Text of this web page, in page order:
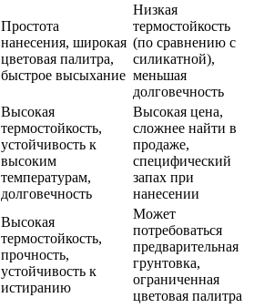
Простота
нанесения, широкая
цветовая палитра,
быстрое высыхание
Низкая
термостойкость
(по сравнению с
силикатной),
меньшая
долговечность
Высокая
термостойкость,
устойчивость к
высоким
температурам,
долговечность
Высокая цена,
сложнее найти в
продаже,
специфический
запах при
нанесении
Высокая
термостойкость,
прочность,
устойчивость к
истиранию
Может
потребоваться
предварительная
грунтовка,
ограниченная
цветовая палитра